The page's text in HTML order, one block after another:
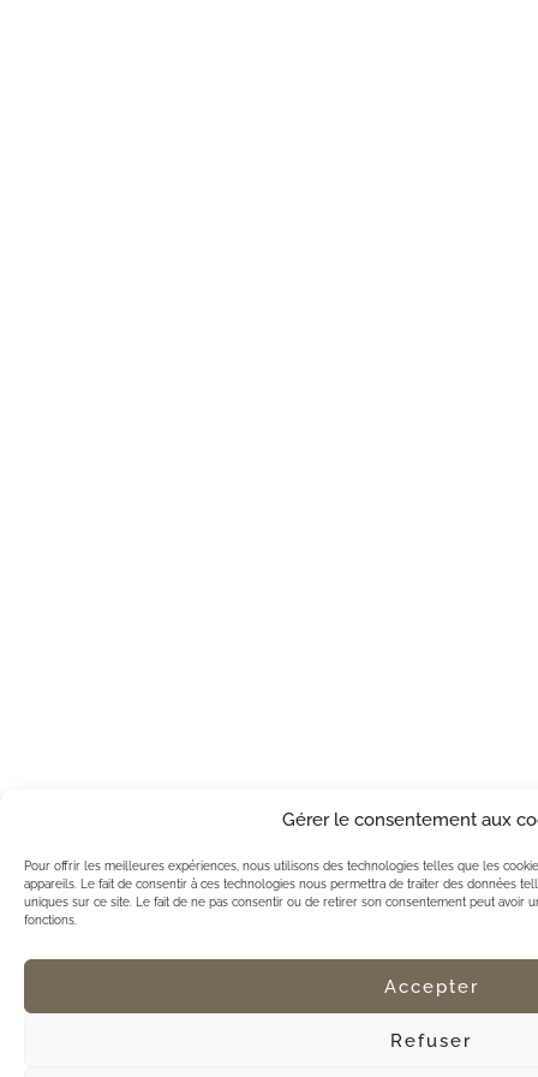
Gérer le consentement aux
Pour offrir les meilleures expériences, nous utilisons des technologies telles que les
appareils. Le fait de consentir à ces technologies nous permettra de traiter des données
uniques sur ce site. Le fait de ne pas consentir ou de retirer son consentement peut avoir
fonctions.
Accepter
Refuser